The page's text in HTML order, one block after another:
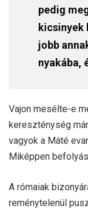
pedig
kicsinyek
jobb
nyakába,
Vajon mesélte-e
kereszténység
vagyok a Máté
Miképpen
A rómaiak
reménytelenül